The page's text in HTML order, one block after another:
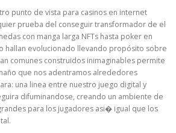
punto de vista para casinos en internet
prueba del conseguir transformador de el
con manga larga NFTs hasta poker en
hallan evolucionado llevando propósito sobre
comunes construidos inimaginables permite
que nos adentramos alrededores
una linea entre nuestro juego digital y
difuminandose, creando un ambiente de
para los jugadores asi� igual que los